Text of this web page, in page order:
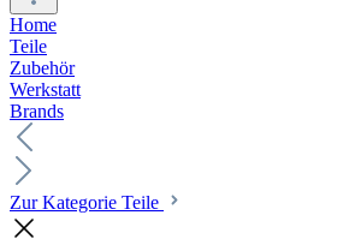
Home
Teile
Zubehör
Werkstatt
Brands
Zur Kategorie Teile